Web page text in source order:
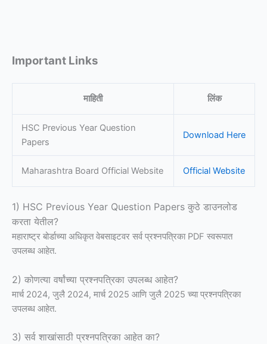
Important Links
माहिती लिंक
HSC Previous Year Question
Papers
Download Here
Maharashtra Board Official Website Official Website
1) HSC Previous Year Question Papers कुठे डाउनलोड
करता येतील?
महाराष्ट्र बोर्डाच्या अधिकृत वेबसाइटवर सर्व प्रश्नपत्रिका PDF स्वरूपात
उपलब्ध आहेत.
2) कोणत्या वर्षांच्या प्रश्नपत्रिका उपलब्ध आहेत?
मार्च 2024, जुलै 2024, मार्च 2025 आणि जुलै 2025 च्या प्रश्नपत्रिका
उपलब्ध आहेत.
3) सर्व शाखांसाठी प्रश्नपत्रिका आहेत का?